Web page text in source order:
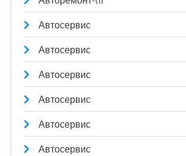
Автосервис
Автосервис
Автосервис
Автосервис
Автосервис
Автосервис